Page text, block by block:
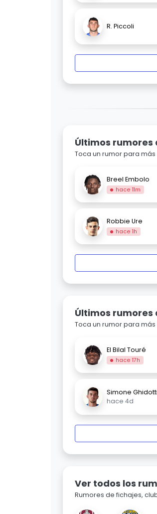
R. Piccoli
Últimos rumores
Toca un rumor para más
Breel Embolo
hace 11m
Robbie Ure
hace 1h
Últimos rumores
Toca un rumor para más
El Bilal Touré
hace 17h
Simone Ghidotti
hace 4d
Ver todos los
Rumores de fichajes,